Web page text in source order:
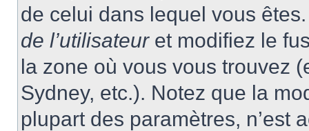
de celui dans lequel vous
de l’utilisateuret modifiez le
la zone où vous vous trouvez
Sydney, etc.). Notez que la
plupart des paramètres, n’est